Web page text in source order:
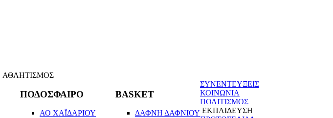
ΑΘΛΗΤΙΣΜΟΣ
ΠΟΔΟΣΦΑΙΡΟ
ΑΟ ΧΑΪΔΑΡΙΟΥ
BASKET
ΔΑΦΝΗ ΔΑΦΝΙΟΥ
ΣΥΝΕΝΤΕΥΞΕΙΣ
ΚΟΙΝΩΝΙΑ
ΠΟΛΙΤΙΣΜΟΣ
ΕΚΠΑΙΔΕΥΣΗ